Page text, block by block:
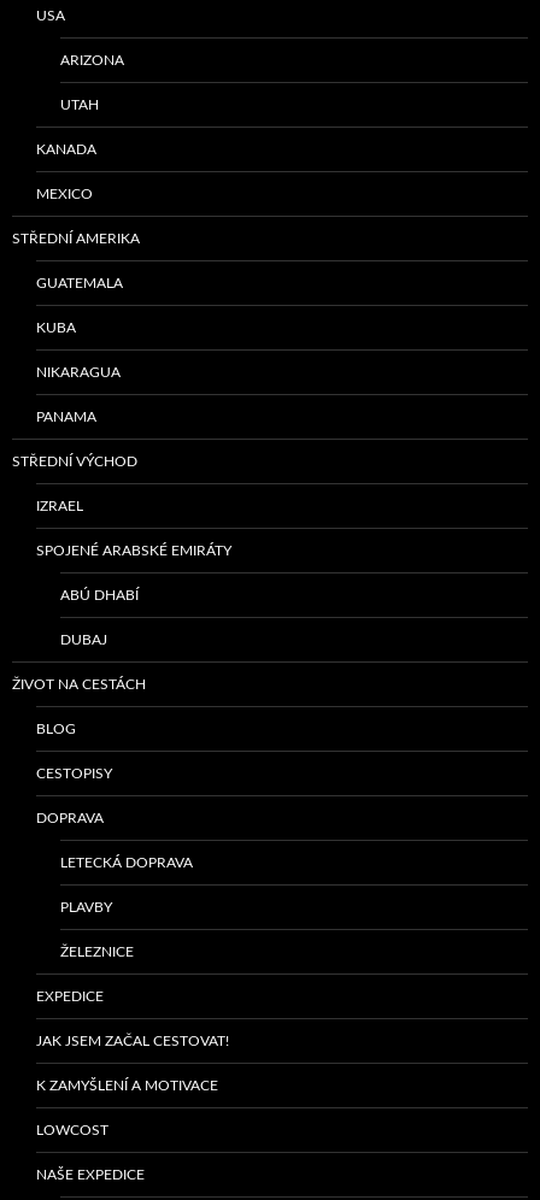
USA
ARIZONA
UTAH
KANADA
MEXICO
STŘEDNÍ AMERIKA
GUATEMALA
KUBA
NIKARAGUA
PANAMA
STŘEDNÍ VÝCHOD
IZRAEL
SPOJENÉ ARABSKÉ EMIRÁTY
ABÚ DHABÍ
DUBAJ
ŽIVOT NA CESTÁCH
BLOG
CESTOPISY
DOPRAVA
LETECKÁ DOPRAVA
PLAVBY
ŽELEZNICE
EXPEDICE
JAK JSEM ZAČAL CESTOVAT!
K ZAMYŠLENÍ A MOTIVACE
LOWCOST
NAŠE EXPEDICE